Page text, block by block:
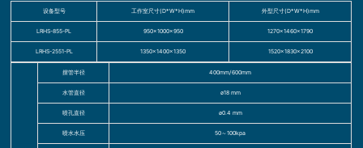
设备型号 工作室尺寸(D*W*H)mm 外型尺寸(D*W*H)mm
LRHS-855-PL 950×1000×950 1270×1460×1790
LRHS-2551-PL 1350×1400×1350 1520×1830×2100
摆管半径 400mm/600mm
水管直径 ø18 mm
喷孔直径 ø0.4 mm
喷水水压 50～100kpa